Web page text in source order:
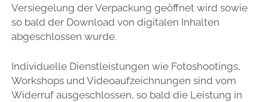
Versiegelung der Verpackung geöffnet wird sowie
so bald der Download von digitalen Inhalten
abgeschlossen wurde.
Individuelle Dienstleistungen wie Fotoshootings,
Workshops und Videoaufzeichnungen sind vom
Widerruf ausgeschlossen, so bald die Leistung in